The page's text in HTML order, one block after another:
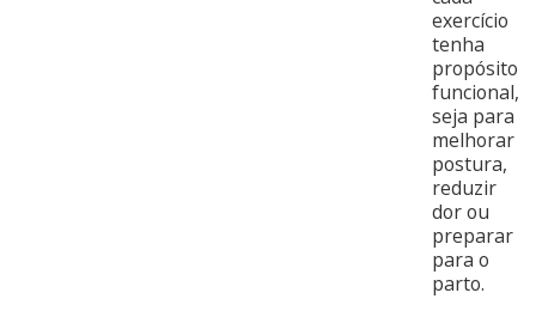
exercício
tenha
propósito
funcional,
seja para
melhorar
postura,
reduzir
dor ou
preparar
para o
parto.